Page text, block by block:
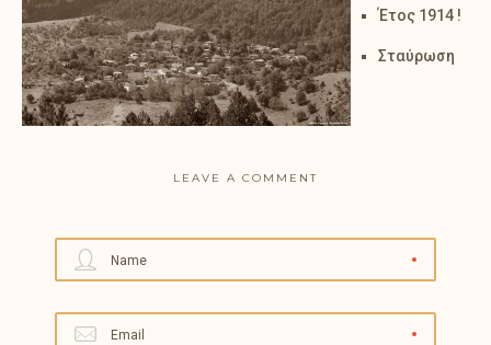
Έτος 1914 !
Σταύρωση
LEAVE A COMMENT
Name
Email